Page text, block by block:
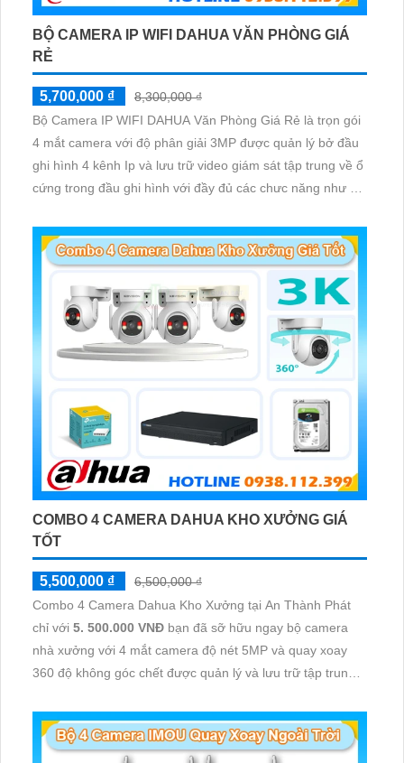
BỘ CAMERA IP WIFI DAHUA VĂN PHÒNG GIÁ
RẺ
5,700,000 ₫
8,300,000 ₫
Bộ Camera IP WIFI DAHUA Văn Phòng Giá Rẻ là trọn gói
4 mắt camera với độ phân giải 3MP được quản lý bở đầu
ghi hình 4 kênh Ip và lưu trữ video giám sát tập trung về ổ
cứng trong đầu ghi hình với đầy đủ các chưc năng như AI
giám sát có màu vào ban đêm
COMBO 4 CAMERA DAHUA KHO XƯỞNG GIÁ
TỐT
5,500,000 ₫
6,500,000 ₫
Combo 4 Camera Dahua Kho Xưởng tại An Thành Phát
chỉ với 5. 500.000 VNĐ bạn đã sỡ hữu ngay bộ camera
nhà xưởng với 4 mắt camera độ nét 5MP và quay xoay
360 độ không góc chết được quản lý và lưu trữ tập trung